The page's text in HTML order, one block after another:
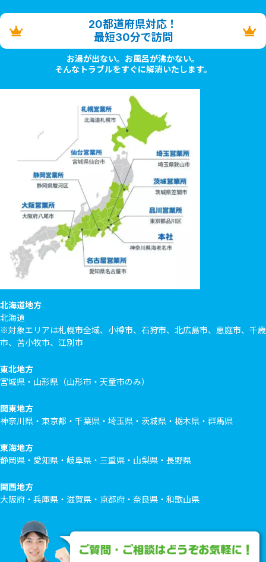
20都道府県対応！
最短30分で訪問
お湯が出ない。お風呂が沸かない。
そんなトラブルをすぐに解消いたします。
北海道地方
北海道
※対象エリアは札幌市全域、小樽市、石狩市、北広島市、恵庭市、千歳
市、苫小牧市、江別市
東北地方
宮城県・山形県（山形市・天童市のみ）
関東地方
神奈川県・東京都・千葉県・埼玉県・茨城県・栃木県・群馬県
東海地方
静岡県・愛知県・岐阜県・三重県・山梨県・長野県
関西地方
大阪府・兵庫県・滋賀県・京都府・奈良県・和歌山県